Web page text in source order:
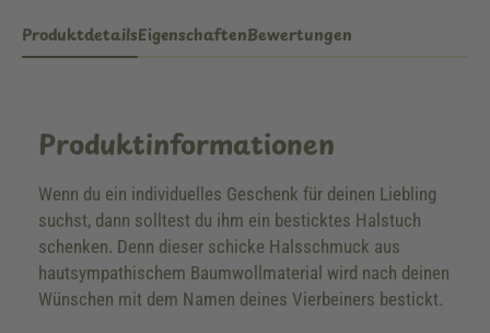
ProduktdetailsEigenschaftenBewertungen
Produktinformationen
Wenn du ein individuelles Geschenk für deinen Liebling
suchst, dann solltest du ihm ein besticktes Halstuch
schenken. Denn dieser schicke Halsschmuck aus
hautsympathischem Baumwollmaterial wird nach deinen
Wünschen mit dem Namen deines Vierbeiners bestickt.